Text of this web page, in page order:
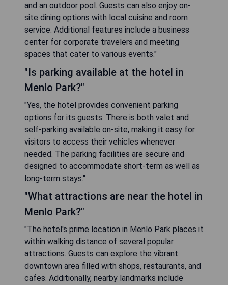
and an outdoor pool. Guests can also enjoy on-
site dining options with local cuisine and room
service. Additional features include a business
center for corporate travelers and meeting
spaces that cater to various events."
"Is parking available at the hotel in
Menlo Park?"
"Yes, the hotel provides convenient parking
options for its guests. There is both valet and
self-parking available on-site, making it easy for
visitors to access their vehicles whenever
needed. The parking facilities are secure and
designed to accommodate short-term as well as
long-term stays."
"What attractions are near the hotel in
Menlo Park?"
"The hotel's prime location in Menlo Park places it
within walking distance of several popular
attractions. Guests can explore the vibrant
downtown area filled with shops, restaurants, and
cafes. Additionally, nearby landmarks include